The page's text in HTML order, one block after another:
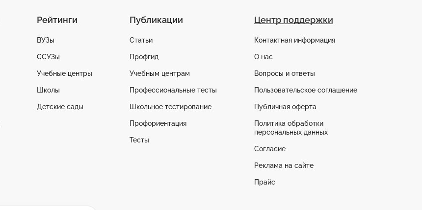
Рейтинги
ВУЗы
ССУЗы
Учебные центры
Школы
Детские сады
Публикации
Статьи
Профгид
Учебным центрам
Профессиональные тесты
Школьное тестирование
Профориентация
Тесты
Центр поддержки
Контактная информация
О нас
Вопросы и ответы
Пользовательское соглашение
Публичная оферта
Политика обработки
персональных данных
Согласие
Реклама на сайте
Прайс